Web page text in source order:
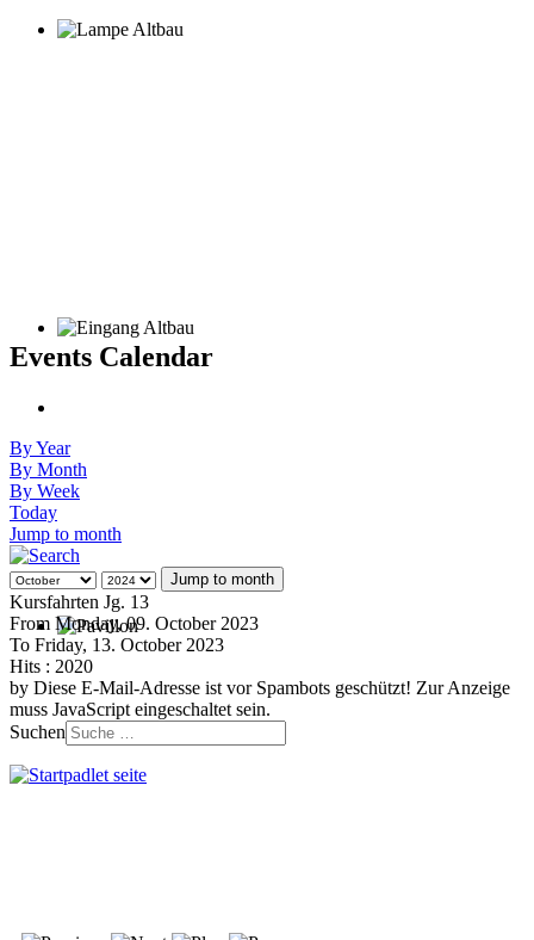
Events Calendar
By Year
By Month
By Week
Today
Jump to month
Jump to month
Kursfahrten Jg. 13
From Monday, 09. October 2023
To Friday, 13. October 2023
Hits : 2020
by Diese E-Mail-Adresse ist vor Spambots geschützt! Zur Anzeige
muss JavaScript eingeschaltet sein.
Suchen